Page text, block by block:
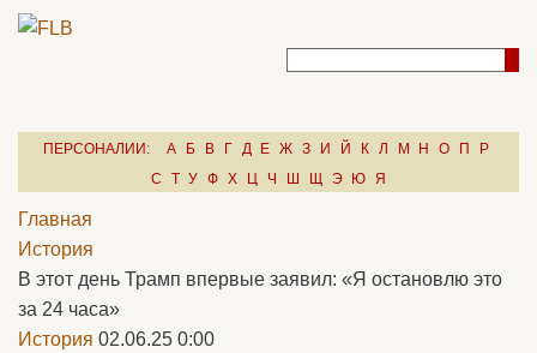
ПЕРСОНАЛИИ: А Б В Г Д Е Ж З И Й К Л М Н О П
Р
С
Т У Ф Х Ц Ч Ш Щ Э Ю Я
Главная
История
В этот день Трамп впервые заявил: «Я остановлю это
за 24 часа»
История 02.06.25 0:00